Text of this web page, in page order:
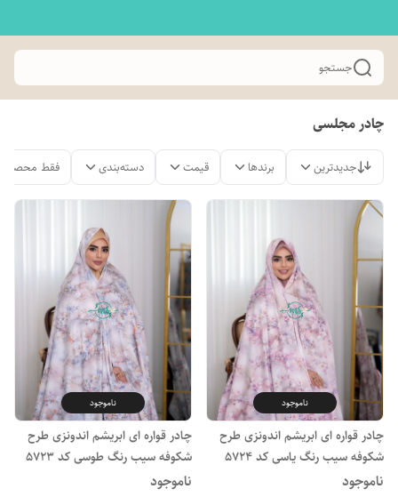
جستجو
چادر مجلسی
جدیدترین برندها قیمت دسته‌بندی فقط
ناموجود
چادر قواره ای ابریشم اندونزی طرح
شکوفه سیب رنگ یاسی کد 5724
ناموجود
ناموجود
چادر قواره ای ابریشم اندونزی طرح
شکوفه سیب رنگ طوسی کد 5723
ناموجود